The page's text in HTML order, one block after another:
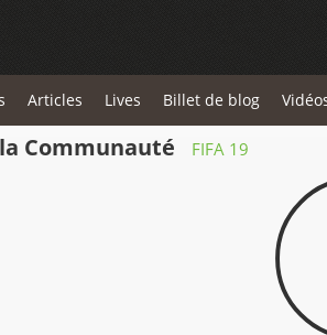
Articles Lives Billet de blog
Communauté FIFA 19